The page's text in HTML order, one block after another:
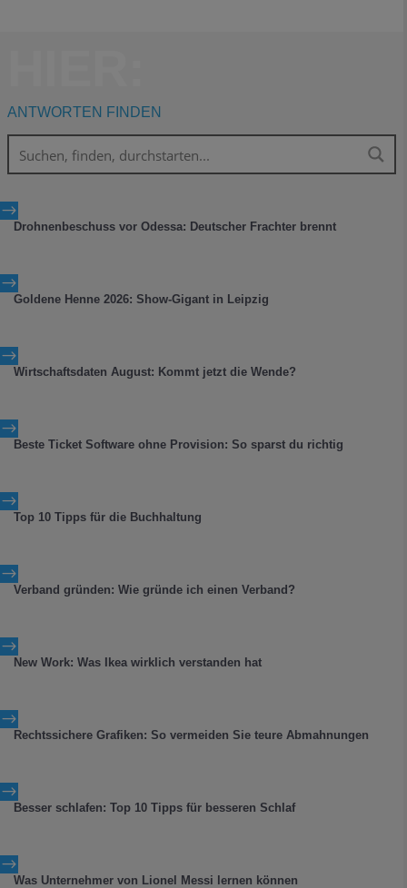
ANTWORTEN FINDEN
$
Drohnenbeschuss vor Odessa: Deutscher Frachter brennt
$
Goldene Henne 2026: Show-Gigant in Leipzig
$
Wirtschaftsdaten August: Kommt jetzt die Wende?
$
Beste Ticket Software ohne Provision: So sparst du richtig
$
Top 10 Tipps für die Buchhaltung
$
Verband gründen: Wie gründe ich einen Verband?
$
New Work: Was Ikea wirklich verstanden hat
$
Rechtssichere Grafiken: So vermeiden Sie teure Abmahnungen
$
Besser schlafen: Top 10 Tipps für besseren Schlaf
$
Was Unternehmer von Lionel Messi lernen können